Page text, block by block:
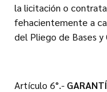
la licitación o
fehacientemente a
del Pliego de Bases y
Artículo 6°.-